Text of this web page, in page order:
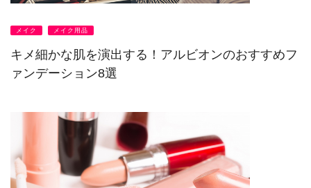
メイク メイク用品
キメ細かな肌を演出する！アルビオンのおすすめフ
ァンデーション8選